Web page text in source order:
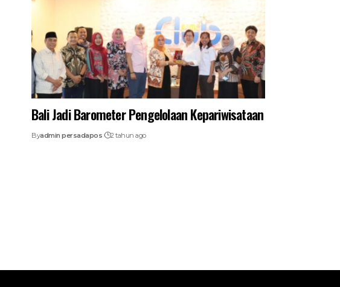
Bali Jadi Barometer Pengelolaan Kepariwisataan
Byadmin persadapos 2 tahun ago